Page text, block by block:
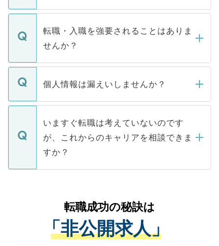
ます。通常、5営業日以内にはご連絡をせて
いただきますので、しばらくお待ちくださ
マイナビDOCTORで取り扱っている求人の
うち約3割は、Webサイトからご覧いただ
けない「非公開求人」です。非公開求人は
下記の理由によって、一般には公開してい
ません。
■応募殺到を避けるため 人気のある医療機
関を公にしてしまうと、応募が殺到する場
に、医療機関が求める条件に合った人材の
みを人材紹介会社に依頼するケースが増え
ています。
転職・入職を強要されることはありま
せんか？
転職・入職を強要することは一切ありませ
ん。また、仮に応募先から内定をいただい
定を承諾する必要はありません。内定先へ
の辞退の連絡はキャリアパートナーが行い
個人情報は漏えいしませんか？
個人情報が漏えいすることはありませんの
で、ご安心ください。当サイトからの登録
などで収集したご登録者様の個人情報は、
ご本人のキャリアアップおよび転職活動の
支援を目的に使用いたします。お預かりし
ているすべての個人データはご本人の許可
は、個人情報の取り扱いについての厳密な
管理基準を満たした事業者のみに付与され
る、プライバシーマークを取得済みです。
いますぐ転職は考えていないのです
が、これからのキャリアを相談できま
すか？
かがいして、現在の医療機関の状況や紹介
経験をまじえながら、適切なアドバイスを
させていただきます。すぐにご転職をされ
ない方には、長期的なサポートが可能です
転職成功の秘訣は
「非公開求人」